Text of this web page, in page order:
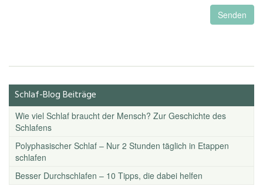
Schlaf-Blog Beiträge
Wie viel Schlaf braucht der Mensch? Zur Geschichte des
Schlafens
Polyphasischer Schlaf – Nur 2 Stunden täglich in Etappen
schlafen
Besser Durchschlafen – 10 Tipps, die dabei helfen